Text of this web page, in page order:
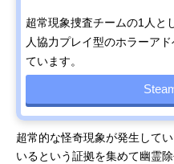
超常現象捜査チームの1人と
人協力プレイ型のホラーア
ています。
超常的な怪奇現象が発生して
いるという証拠を集めて幽霊